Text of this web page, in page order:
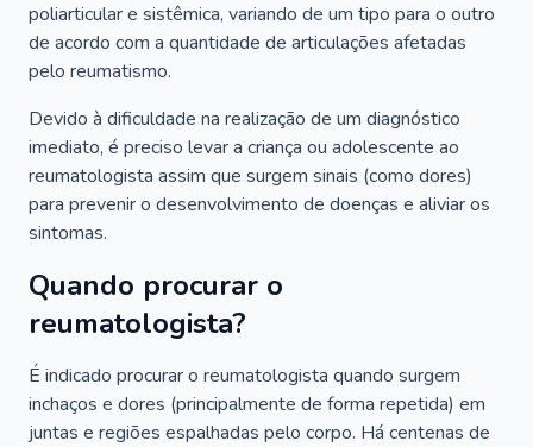
poliarticular e sistêmica, variando de um tipo para o outro
de acordo com a quantidade de articulações afetadas
pelo reumatismo.
Devido à dificuldade na realização de um diagnóstico
imediato, é preciso levar a criança ou adolescente ao
reumatologista assim que surgem sinais (como dores)
para prevenir o desenvolvimento de doenças e aliviar os
sintomas.
Quando procurar o
reumatologista?
É indicado procurar o reumatologista quando surgem
inchaços e dores (principalmente de forma repetida) em
juntas e regiões espalhadas pelo corpo. Há centenas de